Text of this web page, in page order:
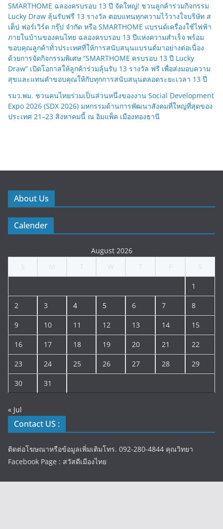
SMARTHOME ฉลองครบรอบ 13 ปี จัดใหญ่! ชวนลูกค้าร่วมกิจกรรม
Lucky Draw ลุ้นรับฟรี 13 รางวัล ตอบแทนทุกความไว้วางใจบริษัท ส
เต็ป ฟอร์เวิร์ด กรุ๊ป จำกัด หรือ SMARTHOME แบรนด์เครื่องใช้ไฟฟ้า
ภายในบ้านของคนไทย ฉลองครบรอบ 13 ปีแห่งความสำเร็จ พร้อม
ขอบคุณลูกค้าทั่วประเทศที่ให้การสนับสนุนแบรนด์มาอย่างต่อเนื่อง
ด้วยการจัดกิจกรรมพิเศษ “SMARTHOME ครบรอบ 13 ปี Lucky
Draw” เปิดโอกาสให้ลูกค้าร่วมลุ้นรับ 13 รางวัล ฟรี เพื่อส่งมอบความ
สุขและแทนคำขอบคุณให้กับทุกการสนับสนุนตลอดระยะเวลา 13 ปี
รมว.พม. ชวนคนไทยร่วมเป็นส่วนหนึ่งของงาน Social Development
Expo 2026 (SDX 2026) มหกรรมด้านการพัฒนาสังคมที่ใหญ่ที่สุดของ
ประเทศ 21–23 สิงหาคมนี้ ณ อิมแพ็ค เมืองทองธานี
About Us
Calender
August 2026
1
2 3 4 5 6 7 8
9 10 11 12 13 14 15
16 17 18 19 20 21 22
23 24 25 26 27 28 29
30 31
« Jul
Contact US :
ติดต่อโฆษณาหรือข้อมูลเพิ่มเติมโทร. 092-280-4844 คุณวิทยา
Facebook Page : สวัสดีเมืองไทย